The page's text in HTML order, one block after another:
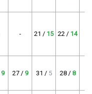
- 21 / 15 22 / 14
9 27 / 9 31 / 5 28 / 8